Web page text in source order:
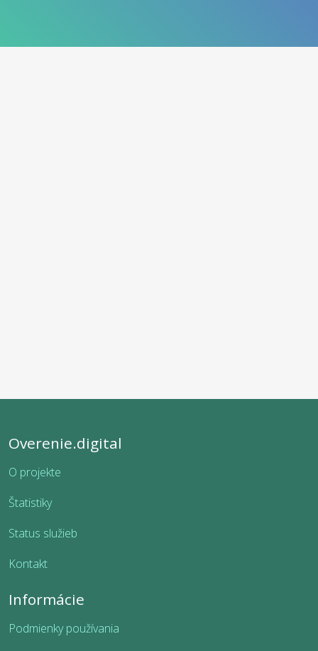
Overenie.digital
O projekte
Štatistiky
Status služieb
Kontakt
Informácie
Podmienky používania